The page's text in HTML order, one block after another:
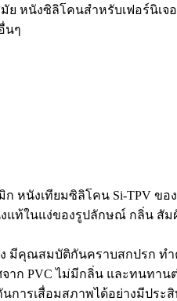
นังซิลิโคนสำหรับเฟอร์นิเจอ
นๆ
นังเทียมซิลิโคน Si-TPV ข
ท้ในแง่ของรูปลักษณ์ กลิ่น สั
มีคุณสมบัติกันคราบสกปรก ท
ก PVC ไม่มีกลิ่น และทนทา
การเสื่อมสภาพได้อย่างมีปร